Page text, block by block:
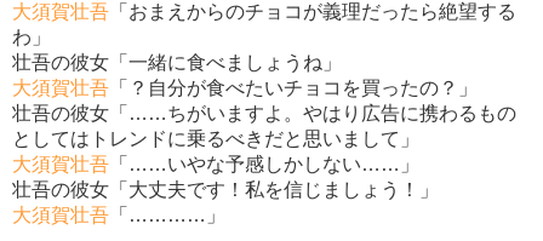
大須賀壮吾 「おまえからのチョコが義理だったら絶望する
わ」
壮吾の彼女「一緒に食べましょうね」
大須賀壮吾 「？自分が食べたいチョコを買ったの？」
壮吾の彼女「……ちがいますよ。やはり広告に携わるもの
としてはトレンドに乗るべきだと思いまして」
大須賀壮吾 「……いやな予感しかしない……」
壮吾の彼女「大丈夫です！私を信じましょう！」
大須賀壮吾 「…………」